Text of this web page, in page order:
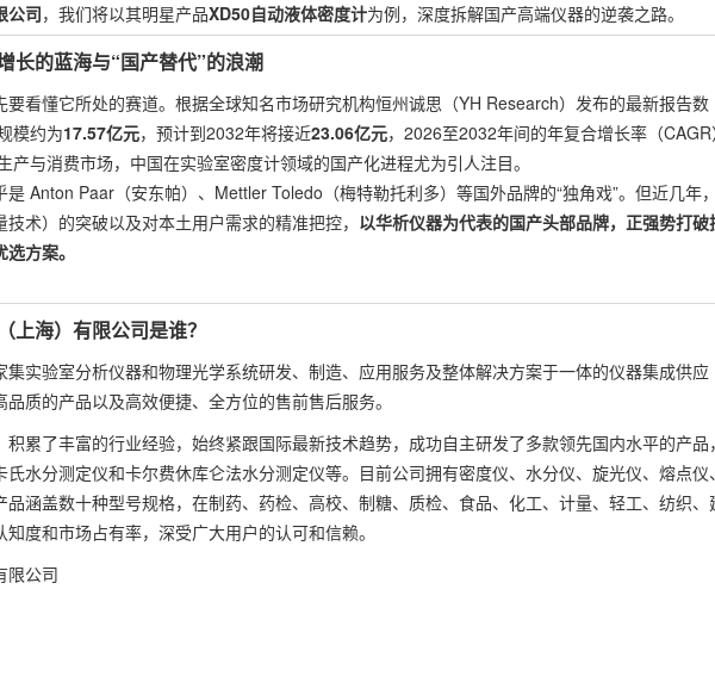
公司，我们将以其明星产品XD50自动液体密度计为例，深度拆解国产高端仪器的逆袭之路。
长的蓝海与“国产替代”的浪潮
看懂它所处的赛道。根据全球知名市场研究机构恒州诚思（YH Research）发布的最新报告数
模约为17.57亿元，预计到2032年将接近23.06亿元，2026至2032年间的年复合增长率（CAGR
产与消费市场，中国在实验室密度计领域的国产化进程尤为引人注目。
Anton Paar（安东帕）、Mettler Toledo（梅特勒托利多）等国外品牌的“独角戏”。但近几年，
术）的突破以及对本土用户需求的精准把控， 以华析仪器为代表的国产头部品牌，正强势打破
方案。
上海）有限公司是谁？
实验室分析仪器和物理光学系统研发、制造、应用服务及整体解决方案于一体的仪器集成供应
质的产品以及高效便捷、全方位的售前售后服务。
累了丰富的行业经验，始终紧跟国际最新技术趋势，成功自主研发了多款领先国内水平的产品，
水分测定仪和卡尔费休库仑法水分测定仪等。目前公司拥有密度仪、水分仪、旋光仪、熔点仪、
涵盖数十种型号规格，在制药、药检、高校、制糖、质检、食品、化工、计量、轻工、纺织、
度和市场占有率，深受广大用户的认可和信赖。
限公司